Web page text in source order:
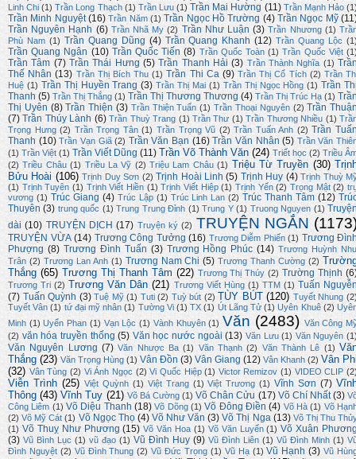
Linh Chi (1) Trần Long Thạch (1) Trần Lưu (1) Trần Mai Hường (11) Trần Mạnh Hảo
Trần Minh Nguyệt (16) Trần Năm (1) Trần Ngọc Hồ Trường (4) Trần Ngọc Mỹ
Trần Nguyên Hạnh (6) Trần Nhã My (2) Trần Như Luận (3) Trần Nhương (1)
Phù Nam (1) Trần Quang Dũng (4) Trần Quang Khanh (12) Trần Quang Lộc
Trần Quang Ngân (10) Trần Quốc Tiến (8) Trần Quốc Toàn (1) Trần Quốc Việt
Trần Tâm (7) Trần Thái Hưng (5) Trần Thanh Hải (3) Trần Thành Nghĩa (1)
Thế Nhân (13) Trần Thị Bích Thu (1) Trần Thi Ca (9) Trần Thị Cổ Tích (2) Trần
Huệ (1) Trần Thị Huyền Trang (3) Trần Thị Mai (1) Trần Thị Ngọc Hồng (1) Trần
Thanh (5) Trần Thị Thắng (1) Trần Thị Thương Thương (4) Trần Thị Trúc Hạ (1)
Thị Uyên (8) Trần Thiện (3) Trần Thiện Tuấn (1) Trần Thoại Nguyên (2) Trần
(7) Trần Thúy Lành (6) Trần Thuỳ Trang (1) Trần Thư (1) Trần Thương Nhiều (1)
Trọng Hưng (2) Trần Trọng Tân (1) Trần Trọng Vũ (2) Trần Tuấn Anh (2) Trần
Thanh (10) Trần Vạn Giã (2) Trần Văn Bạn (16) Trần Văn Nhân (5) Trần Văn
(1) Trần Việt (1) Trần Viết Dũng (11) Trần Võ Thành Văn (24) Triết học (2) Triều
(2) Triều Châu (1) Triều La Vỹ (2) Triệu Lam Châu (1) Triệu Từ Truyền (30)
Bửu Hoài (106) Trịnh Duy Sơn (2) Trịnh Hoài Linh (5) Trịnh Huy (4) Trịnh Thuỳ
(1) Trịnh Tuyên (1) Trịnh Viết Hiền (1) Trịnh Viết Hiệp (1) Trịnh Yến (2) Trọng Mật (2)
vương (1) Trúc Giang (4) Trúc Lập (1) Trúc Linh Lan (2) Trúc Thanh Tâm (12)
Thuyên (3) trung quốc (1) Trung Trung Đỉnh (1) Trung Y (1) Truong Nguyen (1)
dài (10) TRUYỆN DỊCH (17) Truyện ký (2) TRUYỆN NGẮN
TRUYỆN VỪA (14) Trương Công Tưởng (16) Trương Diễm Phiến (1) Trương
Phượng (8) Trương Đình Tuấn (3) Trương Hồng Phúc (14) Trương Huỳnh
Trân (2) Trương Lan Anh (1) Trương Nam Chi (5) Trương Thanh Cường (2)
Thắng (65) Trương Thị Thanh Tâm (22) Trương Thị Thúy (2) Trường Thịnh
Trương Tri (2) Trương Văn Dân (21) Trương Viết Hùng (1) TTM (1) Tuấn
(7) Tuấn Quỳnh (3) Tuệ Mỹ (1) Tuti (2) Tuỳ bút (2) TÙY BÚT (120) Tuyết Nhung
Tuyết Vân (1) tứ đại mỹ nhân (1) Tường Vi (1) TX (1) Út Lãng Tử (1) Uyên Khuê (2)
Minh (1) Uyển Phan (1) Vạn Lộc (1) Vành Khuyên (1) Văn (2483) Văn Công
(2) văn hóa truyền thống (5) Văn học nước ngoài (13) Văn Lưu (1) Văn Nguyên
Văn Nguyên Lương (7) Văn Nhược Ba (1) Văn Thạnh (2) Văn Thành Lê (1)
Thắng (23) Văn Trọng Hùng (1) Vân Đồn (3) Vân Giang (12) Vân Khanh (2) Vân
(32) Vân Tùng (2) Vi Ánh Ngọc (2) Vi Quốc Hiệp (1) Victor Remizov (1) VIDEO CLIP
Viễn Trình (25) Việt Quỳnh (1) Việt Trang (1) Việt Trương (1) Vĩnh Sơn (7)
Thông (43) Vĩnh Tuy (21) Võ Bá Cường (1) Võ Chân Cửu (17) Võ Chí Nhất (3)
Công Liêm (1) Võ Diệu Thanh (18) Võ Dõng (1) Võ Đông Điền (4) Võ Hà (1) Võ
(2) Võ Mỹ Cát (1) Võ Ngọc Thọ (4) Võ Như Văn (3) Võ Thị Nga (13) Võ Thị Thu
(1) Võ Thuỵ Như Phương (15) Võ Văn Hoa (1) Võ Văn Luyến (1) Võ Xuân
(3) Vũ Bình Lục (1) vũ đạo (1) Vũ Đình Huy (9) Vũ Đình Liên (1) Vũ Đình Minh (1)
Đình Nguyệt (2) Vũ Đình Thung (2) Vũ Đức Trọng (1) Vũ Hạ (1) Vũ Hạnh (3) Vũ